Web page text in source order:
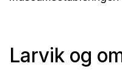
Larvik og